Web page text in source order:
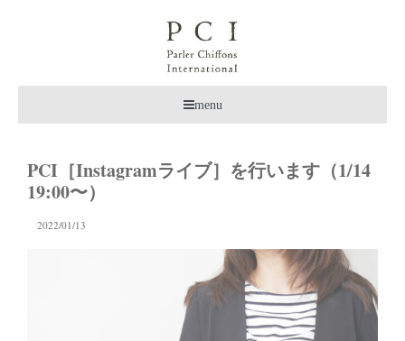
menu
PCI［Instagramライブ］を行います（1/14
19:00〜）
2022/01/13